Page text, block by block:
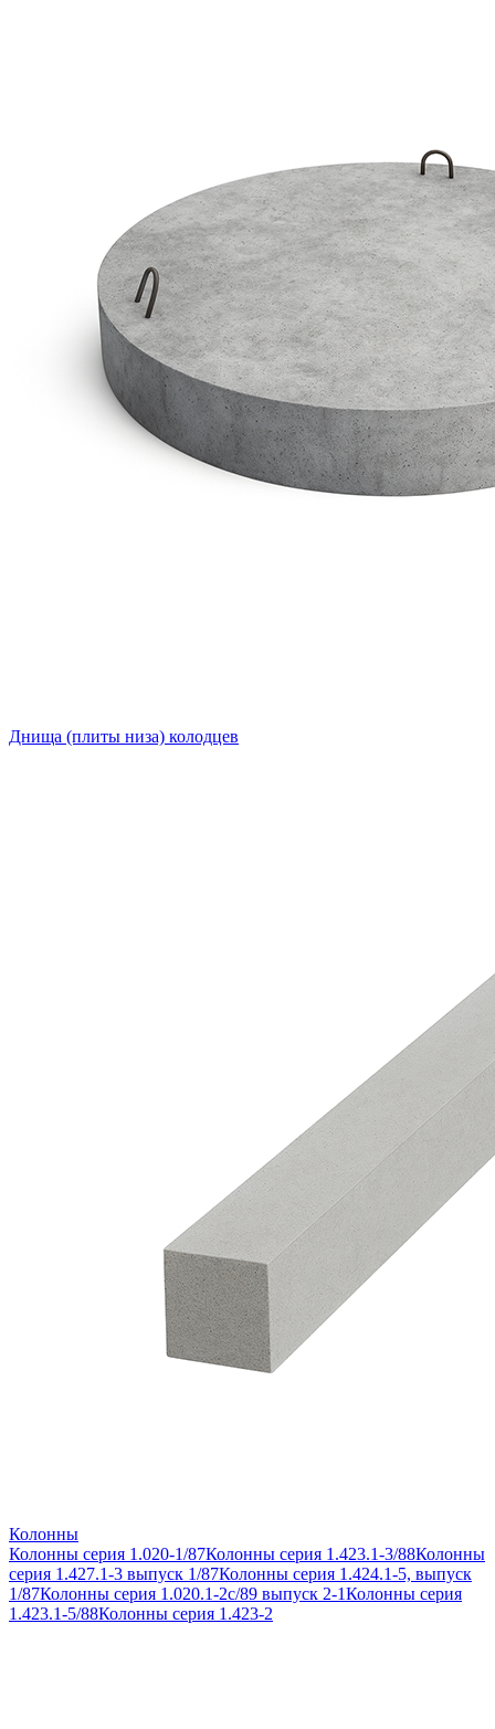
Днища (плиты низа) колодцев
Колонны
Колонны серия 1.020-1/87Колонны серия 1.423.1-3/88Колонны
серия 1.427.1-3 выпуск 1/87Колонны серия 1.424.1-5, выпуск
1/87Колонны серия 1.020.1-2с/89 выпуск 2-1Колонны серия
1.423.1-5/88Колонны серия 1.423-2